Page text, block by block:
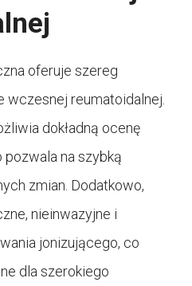
oferuje szereg
reumatoidalnej.
dokładną ocenę
na szybką
zmian. Dodatkowo,
nieinwazyjne i
jonizującego, co
dla szerokiego